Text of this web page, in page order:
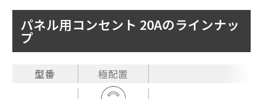
パネル用コンセント 20Aのラインナッ
プ
型番 極配置